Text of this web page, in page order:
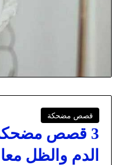
قصص مضحكة
3 قصص
الدم والظل